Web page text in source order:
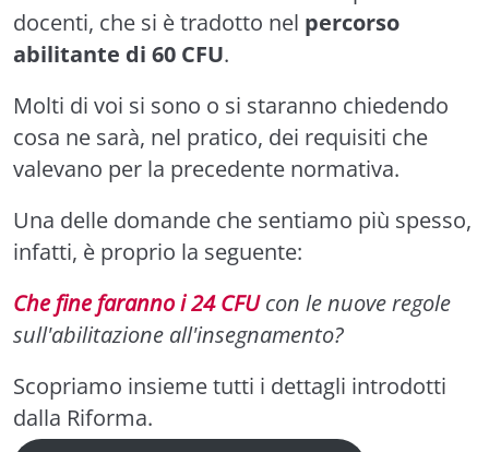
docenti, che si è tradotto nel percorso
abilitante di 60 CFU.
Molti di voi si sono o si staranno chiedendo
cosa ne sarà, nel pratico, dei requisiti che
valevano per la precedente normativa.
Una delle domande che sentiamo più spesso,
infatti, è proprio la seguente:
Che fine faranno i 24 CFUcon le nuove regole
sull'abilitazione all'insegnamento?
Scopriamo insieme tutti i dettagli introdotti
dalla Riforma.